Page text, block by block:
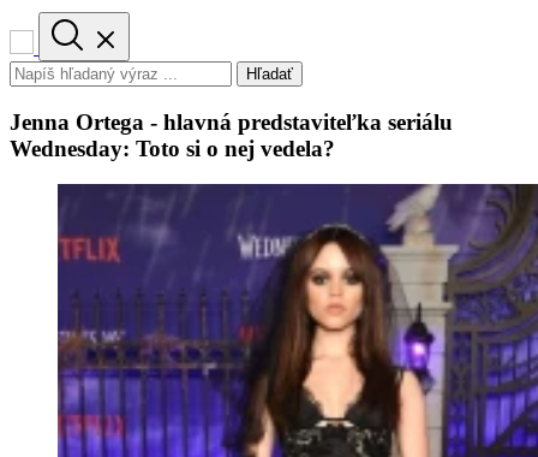
Hľadať
Jenna Ortega - hlavná predstaviteľka seriálu
Wednesday: Toto si o nej vedela?